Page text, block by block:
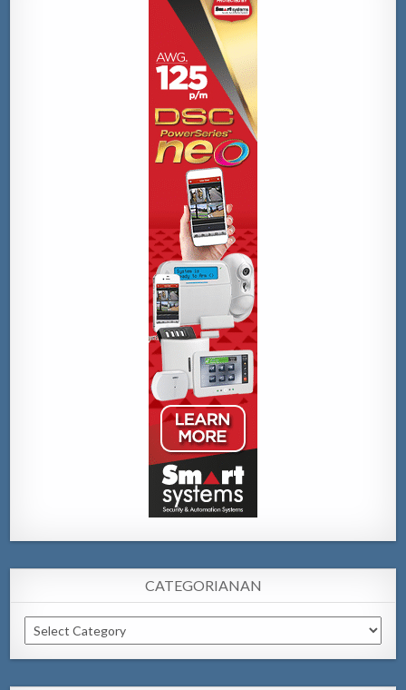
CATEGORIANAN
Categorianan